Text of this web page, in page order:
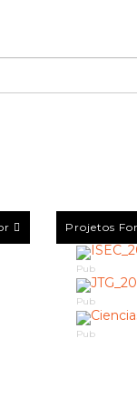
Projetos
Pub
Pub
Pub